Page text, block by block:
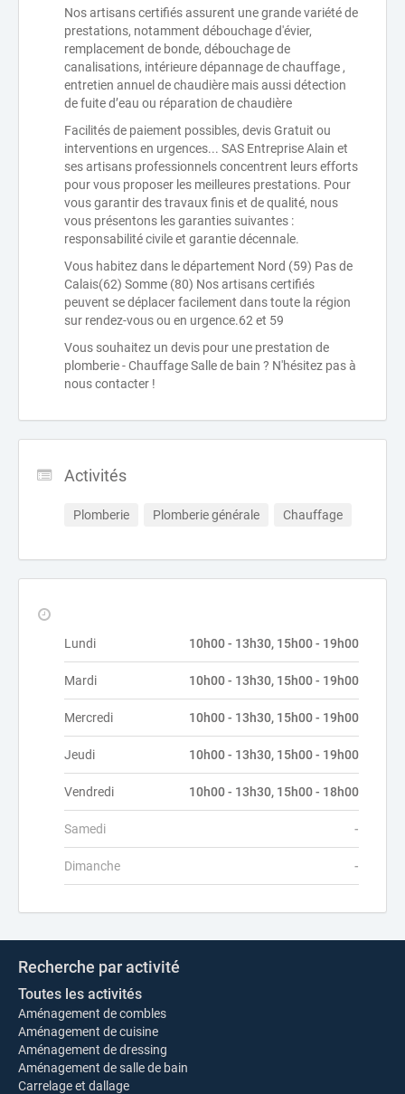
Nos artisans certifiés assurent une grande variété de
prestations, notamment débouchage d'évier,
remplacement de bonde, débouchage de
canalisations, intérieure dépannage de chauffage ,
entretien annuel de chaudière mais aussi détection
de fuite d’eau ou réparation de chaudière
Facilités de paiement possibles, devis Gratuit ou
interventions en urgences... SAS Entreprise Alain et
ses artisans professionnels concentrent leurs efforts
pour vous proposer les meilleures prestations. Pour
vous garantir des travaux finis et de qualité, nous
vous présentons les garanties suivantes :
responsabilité civile et garantie décennale.
Vous habitez dans le département Nord (59) Pas de
Calais(62) Somme (80) Nos artisans certifiés
peuvent se déplacer facilement dans toute la région
sur rendez-vous ou en urgence.62 et 59
Vous souhaitez un devis pour une prestation de
plomberie - Chauffage Salle de bain ? N'hésitez pas à
nous contacter !
Activités
Plomberie Plomberie générale Chauffage
Lundi 10h00 - 13h30, 15h00 - 19h00
Mardi 10h00 - 13h30, 15h00 - 19h00
Mercredi 10h00 - 13h30, 15h00 - 19h00
Jeudi 10h00 - 13h30, 15h00 - 19h00
Vendredi 10h00 - 13h30, 15h00 - 18h00
Samedi -
Dimanche -
Recherche par activité
Toutes les activités
Aménagement de combles
Aménagement de cuisine
Aménagement de dressing
Aménagement de salle de bain
Carrelage et dallage